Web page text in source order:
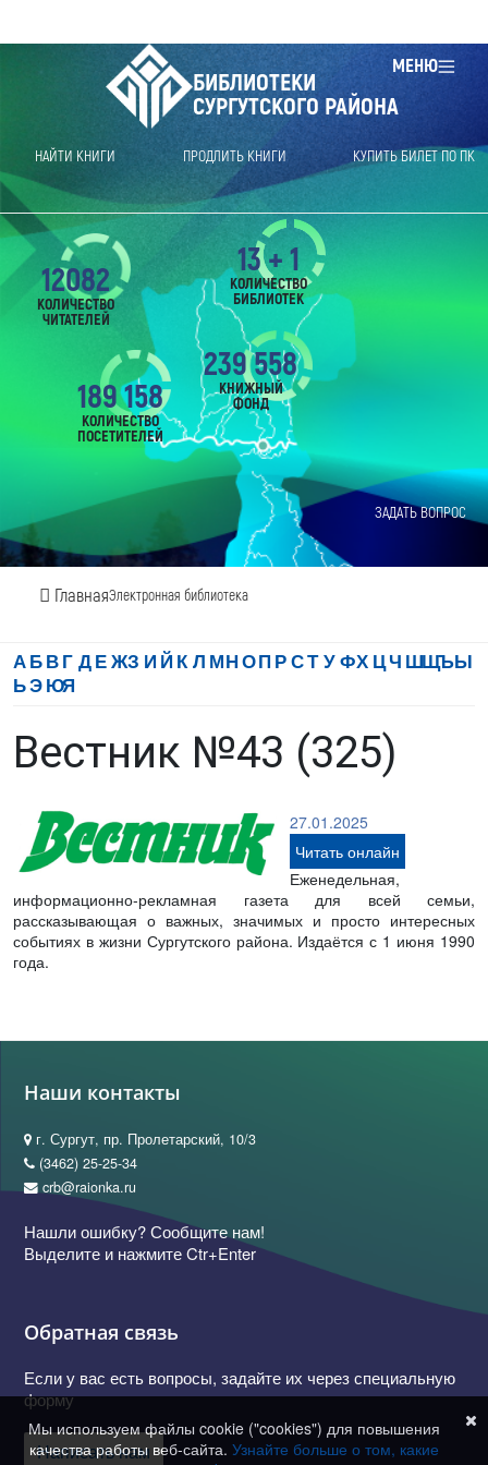
МЕНЮ
БИБЛИОТЕКИ
СУРГУТСКОГО РАЙОНА
НАЙТИ КНИГИ ПРОДЛИТЬ КНИГИ КУПИТЬ БИЛЕТ ПО ПК
ЗАДАТЬ ВОПРОС
ГлавнаяЭлектронная библиотека
12082
КОЛИЧЕСТВО
ЧИТАТЕЛЕЙ
189 158
КОЛИЧЕСТВО
ПОСЕТИТЕЛЕЙ
239 558
КНИЖНЫЙ
ФОНД
13 + 1
КОЛИЧЕСТВО
БИБЛИОТЕК
АБВГ ДЕЖЗ И Й К Л МНОП РСТ УФХ ЦЧ ШЩЪЫ
ЬЭЮЯ
Вестник №43 (325)
27.01.2025
Читать онлайн
Еженедельная,
информационно-рекламная газета для всей семьи,
рассказывающая о важных, значимых и просто интересных
событиях в жизни Сургутского района. Издаётся с 1 июня 1990
года.
Наши контакты
г. Сургут, пр. Пролетарский, 10/3
(3462) 25-25-34
crb@raionka.ru
Нашли ошибку? Сообщите нам!
Выделите и нажмите Ctr+Enter
Обратная связь
Если у вас есть вопросы, задайте их через специальную
форму
Написать нам
Мы используем файлы cookie ("cookies") для повышения
качества работы веб-сайта. Узнайте больше о том, какие